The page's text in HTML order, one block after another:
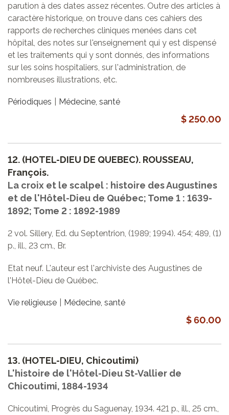
parution à des dates assez récentes. Outre des articles à
caractère historique, on trouve dans ces cahiers des
rapports de recherches cliniques menées dans cet
hôpital, des notes sur l'enseignement qui y est dispensé
et les traitements qui y sont donnés, des informations
sur les soins hospitaliers, sur l'administration, de
nombreuses illustrations, etc.
Périodiques Médecine, santé
$ 250.00
12. (HOTEL-DIEU DE QUEBEC). ROUSSEAU,
François.
La croix et le scalpel : histoire des Augustines
et de l'Hôtel-Dieu de Québec; Tome 1 : 1639-
1892; Tome 2 : 1892-1989
2 vol. Sillery, Ed. du Septentrion, (1989; 1994). 454; 489, (1)
p., ill., 23 cm., Br.
Etat neuf. L'auteur est l'archiviste des Augustines de
l'Hôtel-Dieu de Québec.
Vie religieuse Médecine, santé
$ 60.00
13. (HOTEL-DIEU, Chicoutimi)
L'histoire de l'Hôtel-Dieu St-Vallier de
Chicoutimi, 1884-1934
Chicoutimi, Progrès du Saguenay, 1934. 421 p., ill., 25 cm.,